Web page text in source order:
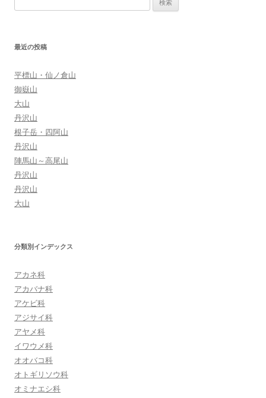
最近の投稿
平標山・仙ノ倉山
御嶽山
大山
丹沢山
根子岳・四阿山
丹沢山
陣馬山～高尾山
丹沢山
丹沢山
大山
分類別インデックス
アカネ科
アカバナ科
アケビ科
アジサイ科
アヤメ科
イワウメ科
オオバコ科
オトギリソウ科
オミナエシ科